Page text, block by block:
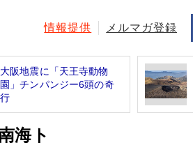
情報提供 メルマガ登録
大阪地震に「天王寺動物
園」チンパンジー6頭の奇
行
海ト